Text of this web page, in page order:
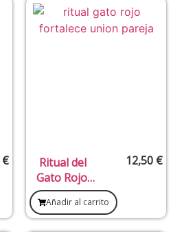
€
Ritual del
Gato Rojo,
Fortalece la
Unión de las
Parejas
12,50 €
Añadir al carrito